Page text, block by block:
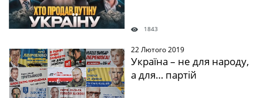
1843
" /> 22 Лютого 2019
Україна – не для народу,
а для… партій